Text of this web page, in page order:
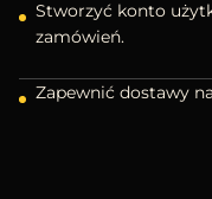
Stworzyć konto
zamówień.
Zapewnić dostawy